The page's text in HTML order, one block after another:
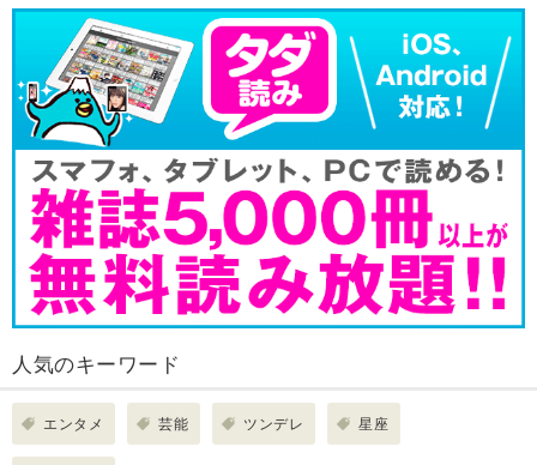
人気のキーワード
エンタメ 芸能 ツンデレ 星座